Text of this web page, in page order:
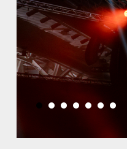
• • • • • • •